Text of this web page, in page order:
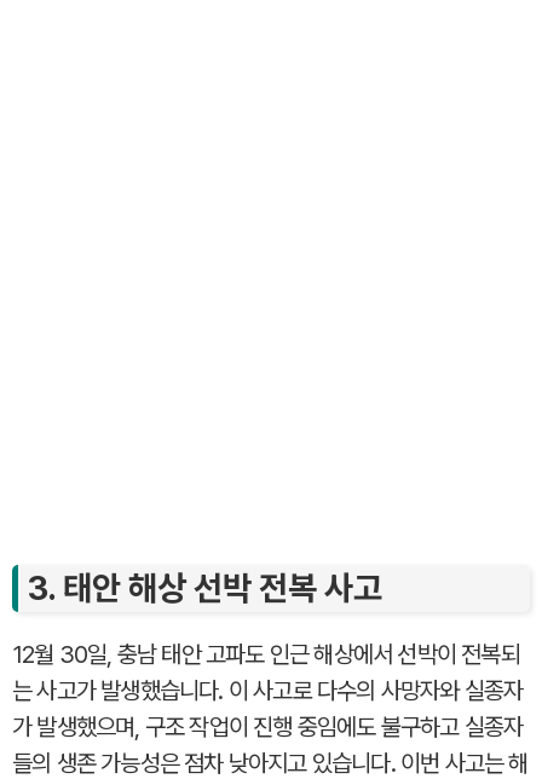
3. 태안 해상 선박 전복 사고
12월 30일, 충남 태안 고파도 인근 해상에서 선박이 전복되
는 사고가 발생했습니다. 이 사고로 다수의 사망자와 실종자
가 발생했으며, 구조 작업이 진행 중임에도 불구하고 실종자
들의 생존 가능성은 점차 낮아지고 있습니다. 이번 사고는 해